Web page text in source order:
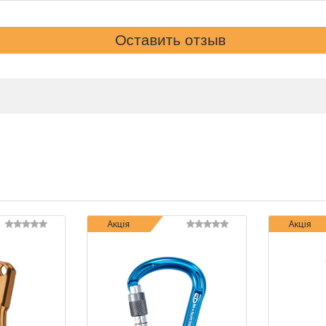
Акція Акція